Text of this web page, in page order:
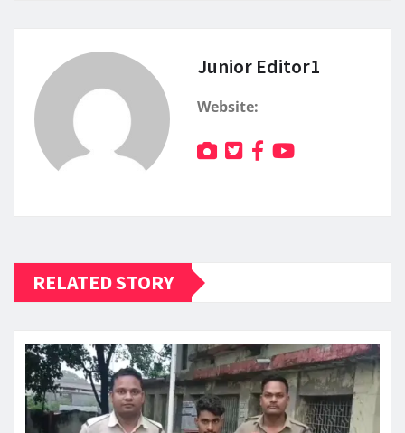
Junior Editor1
Website:
RELATED STORY